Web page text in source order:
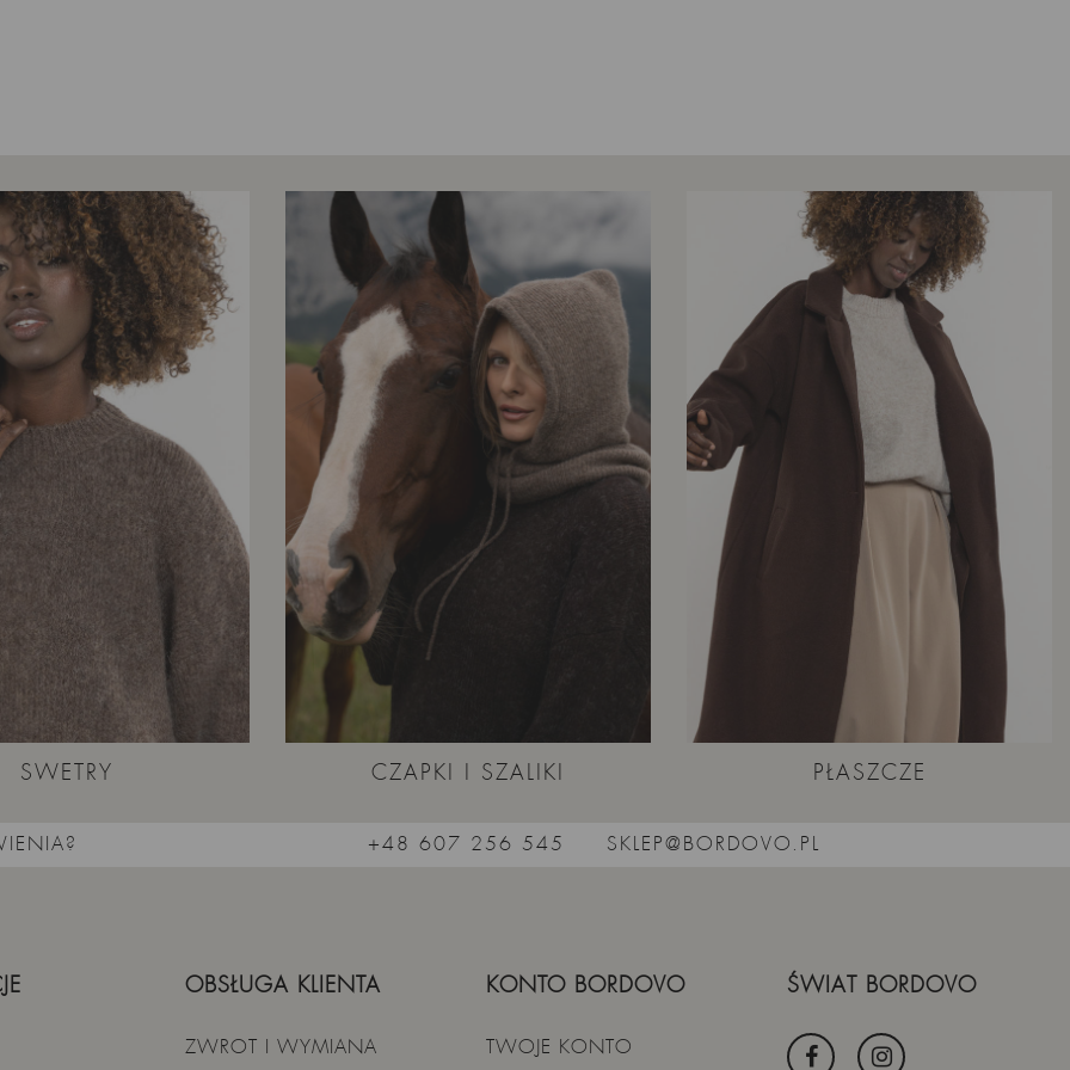
SWETRY CZAPKI I SZALIKI PŁASZCZE
+48 607 256 545 SKLEP@BORDOVO.PL
OBSŁUGA KLIENTA
ZWROT I WYMIANA
KONTO BORDOVO
TWOJE KONTO
ŚWIAT BORDOVO